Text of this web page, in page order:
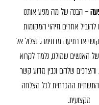
– הבנה של מה מניע אותנו
אחרים וזיהוי המקומות
או רתיעה מרתימה. נצלול אל
האנשים שמולנו, נלמד לקרוא
שלהם ונבין מדוע קשר
ההכרחית לכל הצלחה
מקצועית.